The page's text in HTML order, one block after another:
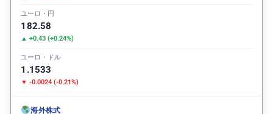
ユーロ・円
182.58
▲ +0.43 (+0.24%)
ユーロ・ドル
1.1533
▼ -0.0024 (-0.21%)
海外株式